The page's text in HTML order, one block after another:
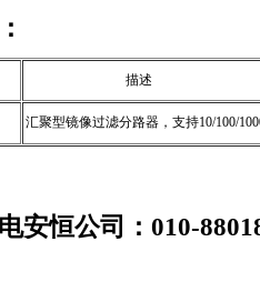
描述
汇聚型镜像过滤分路器，支持10/100/
安恒公司：010-